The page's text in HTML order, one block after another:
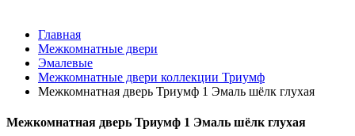
Главная
Межкомнатные двери
Эмалевые
Межкомнатные двери коллекции Триумф
Межкомнатная дверь Триумф 1 Эмаль шёлк глухая
Межкомнатная дверь Триумф 1 Эмаль шёлк глухая